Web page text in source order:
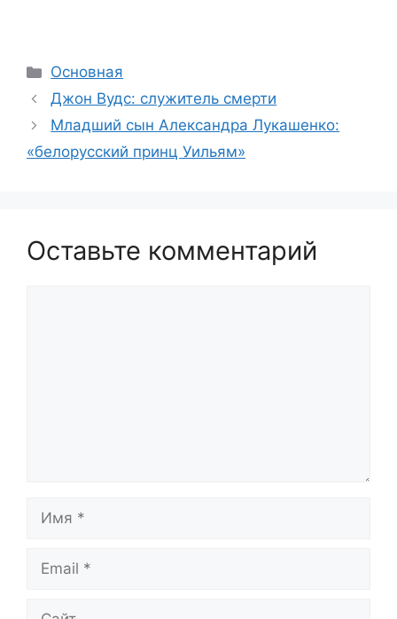
Рубрики
Основная
Джон Вудс: служитель смерти
Младший сын Александра Лукашенко:
«белорусский принц Уильям»
Оставьте комментарий
Имя
Email
Сайт